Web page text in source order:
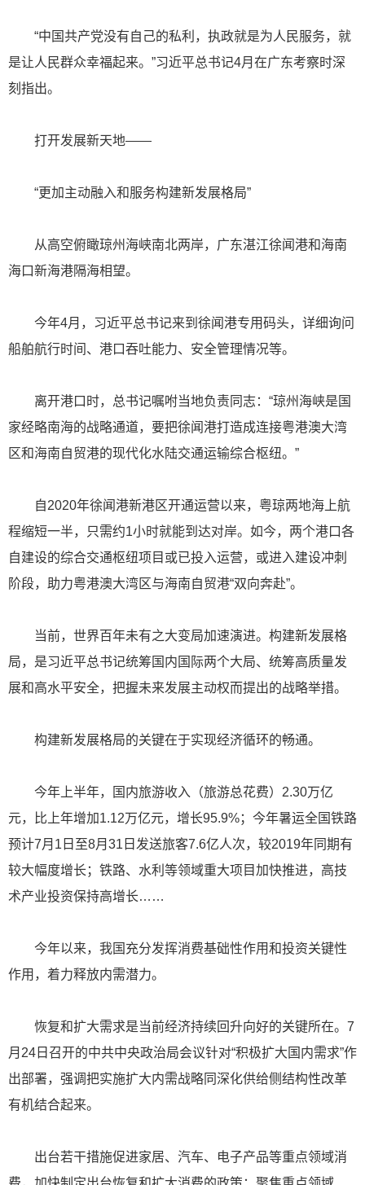
“中国共产党没有自己的私利，执政就是为人民服务，就
是让人民群众幸福起来。”习近平总书记4月在广东考察时深
刻指出。
打开发展新天地——
“更加主动融入和服务构建新发展格局”
从高空俯瞰琼州海峡南北两岸，广东湛江徐闻港和海南
海口新海港隔海相望。
今年4月，习近平总书记来到徐闻港专用码头，详细询问
船舶航行时间、港口吞吐能力、安全管理情况等。
离开港口时，总书记嘱咐当地负责同志：“琼州海峡是国
家经略南海的战略通道，要把徐闻港打造成连接粤港澳大湾
区和海南自贸港的现代化水陆交通运输综合枢纽。”
自2020年徐闻港新港区开通运营以来，粤琼两地海上航
程缩短一半，只需约1小时就能到达对岸。如今，两个港口各
自建设的综合交通枢纽项目或已投入运营，或进入建设冲刺
阶段，助力粤港澳大湾区与海南自贸港“双向奔赴”。
当前，世界百年未有之大变局加速演进。构建新发展格
局，是习近平总书记统筹国内国际两个大局、统筹高质量发
展和高水平安全，把握未来发展主动权而提出的战略举措。
构建新发展格局的关键在于实现经济循环的畅通。
今年上半年，国内旅游收入（旅游总花费）2.30万亿
元，比上年增加1.12万亿元，增长95.9%；今年暑运全国铁路
预计7月1日至8月31日发送旅客7.6亿人次，较2019年同期有
较大幅度增长；铁路、水利等领域重大项目加快推进，高技
术产业投资保持高增长……
今年以来，我国充分发挥消费基础性作用和投资关键性
作用，着力释放内需潜力。
恢复和扩大需求是当前经济持续回升向好的关键所在。7
月24日召开的中共中央政治局会议针对“积极扩大国内需求”作
出部署，强调把实施扩大内需战略同深化供给侧结构性改革
有机结合起来。
出台若干措施促进家居、汽车、电子产品等重点领域消